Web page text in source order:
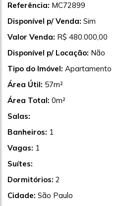
Referência: MC72899
Disponível p/ Venda: Sim
Valor Venda: R$ 480.000,00
Disponível p/ Locação: Não
Tipo do Imóvel: Apartamento
Área Útil: 57m²
Área Total: 0m²
Salas:
Banheiros: 1
Vagas: 1
Suítes:
Dormitórios: 2
Cidade: São Paulo